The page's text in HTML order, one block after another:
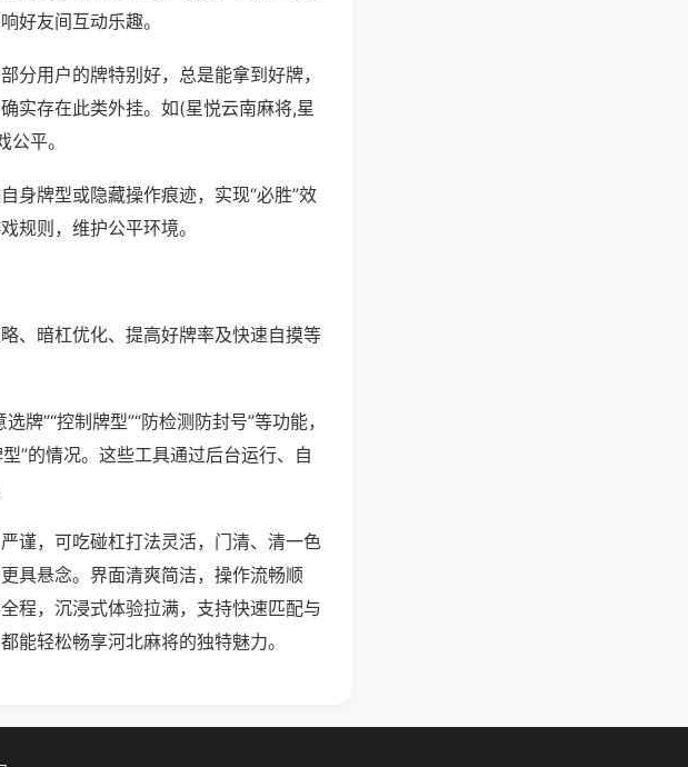
好友间互动乐趣。
分用户的牌特别好，总是能拿到好牌，
实存在此类外挂。如(星悦云南麻将,星
平。
身牌型或隐藏操作痕迹，实现“必胜”效
规则，维护公平环境。
、暗杠优化、提高好牌率及快速自摸等
牌”“控制牌型”“防检测防封号”等功能，
”的情况。这些工具通过后台运行、自
谨，可吃碰杠打法灵活，门清、清一色
具悬念。界面清爽简洁，操作流畅顺
程，沉浸式体验拉满，支持快速匹配与
能轻松畅享河北麻将的独特魅力。